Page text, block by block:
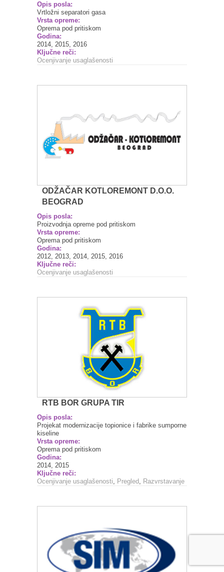
Opis posla:
Vrtložni separatori gasa
Vrsta opreme:
Oprema pod pritiskom
Godina:
2014, 2015, 2016
Ključne reči:
Ocenjivanje usaglašenosti
ODŽAČAR KOTLOREMONT D.O.O.
BEOGRAD
Opis posla:
Proizvodnja opreme pod pritiskom
Vrsta opreme:
Oprema pod pritiskom
Godina:
2012, 2013, 2014, 2015, 2016
Ključne reči:
Ocenjivanje usaglašenosti
RTB BOR GRUPA TIR
Opis posla:
Projekat modernizacije topionice i fabrike sumporne
kiseline
Vrsta opreme:
Oprema pod pritiskom
Godina:
2014, 2015
Ključne reči:
Ocenjivanje usaglašenosti
Pregled Razvrstavanje